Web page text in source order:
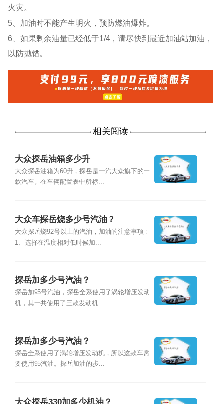
火灾。
5、加油时不能产生明火，预防燃油爆炸。
6、如果剩余油量已经低于1/4，请尽快到最近加油站加油，
以防抛锚。
相关阅读
大众探岳油箱多少升
大众探岳油箱为60升，探岳是一汽大众旗下的一
款汽车。在车辆配置表中所标...
大众车探岳烧多少号汽油？
大众探岳烧92号以上的汽油，加油的注意事项：
1、选择在温度相对低时候加...
探岳加多少号汽油？
探岳加95号汽油，探岳全系使用了涡轮增压发动
机，其一共使用了三款发动机...
探岳加多少号汽油？
探岳全系使用了涡轮增压发动机，所以这款车需
要使用95汽油。探岳加油的步...
大众探岳330加多少机油？